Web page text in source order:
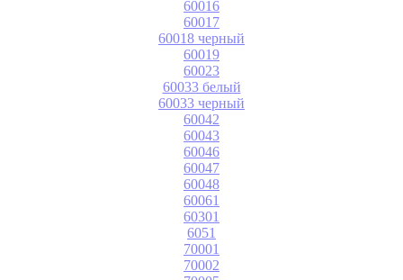
60016
60017
60018 черный
60019
60023
60033 белый
60033 черный
60042
60043
60046
60047
60048
60061
60301
6051
70001
70002